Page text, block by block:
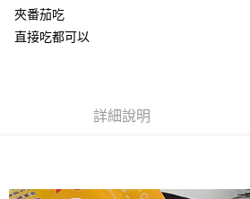
全盈+PAY
夾番茄吃
直接吃都可以
詳細說明